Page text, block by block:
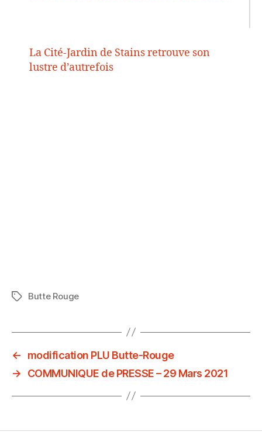
La Cité-Jardin de Stains retrouve son
lustre d’autrefois
Butte Rouge
←
modification PLU Butte-Rouge
→
COMMUNIQUE de PRESSE – 29 Mars 2021